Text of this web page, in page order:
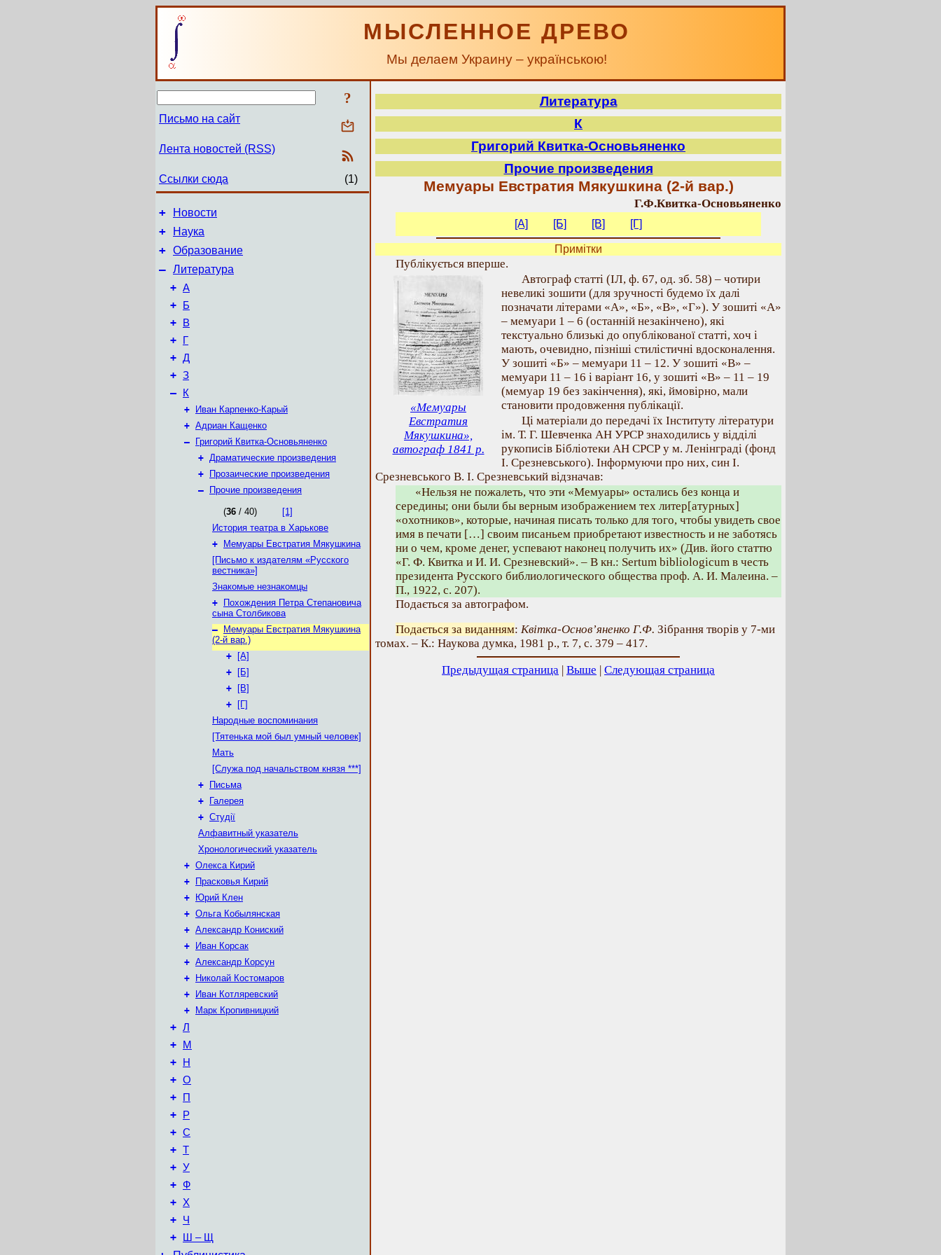
МЫСЛЕННОЕ ДРЕВО
Мы делаем Украину – українською!
?
Письмо на сайт
Лента новостей (RSS)
Ссылки сюда (1)
+ Новости
+ Наука
+ Образование
– Литература
+ А
+ Б
+ В
+ Г
+ Д
+ З
– К
+
Иван Карпенко-Карый
+ Адриан Кащенко
–
Григорий Квитка-Основьяненко
+ Драматические произведения
+
Прозаические произведения
–
Прочие произведения
(36 / 40)
[1]
История театра в Харькове
+
Мемуары Евстратия Мякушкина
[Письмо к издателям «Русского
вестника»]
Знакомые незнакомцы
+
Похождения Петра Степановича
сына Столбикова
–
Мемуары Евстратия Мякушкина
(2-й вар.)
+
[A]
+
[Б]
+
[В]
+
[Г]
Народные воспоминания
[Тятенька мой был умный человек]
Мать
[Служа под начальством князя ***]
+
Письма
+
Галерея
+ Студії
Алфавитный указатель
Хронологический указатель
+ Олекса Кирий
+
Прасковья Кирий
+
Юрий Клен
+ Ольга Кобылянская
+ Александр Кониский
+
Иван Корсак
+ Александр Корсун
+
Николай Костомаров
+
Иван Котляревский
+
Марк Кропивницкий
+ Л
+ М
+ Н
+ О
+ П
+ Р
+ С
+ Т
+ У
+ Ф
+ Х
+ Ч
+ Ш – Щ
Литература
К
Григорий Квитка-Основьяненко
Прочие произведения
Мемуары Евстратия Мякушкина (2-й вар.)
Г.Ф.Квитка-Основьяненко
[A] [Б] [В] [Г]
Примітки
Публікується вперше.
«Мемуары
Евстратия
Мякушкина»,
автограф 1841 р.
Автограф статті (ІЛ, ф. 67, од. зб. 58) – чотири
невеликі зошити (для зручності будемо їх далі
позначати літерами «А», «Б», «В», «Г»). У зошиті «А»
– мемуари 1 – 6 (останній незакінчено), які
текстуально близькі до опублікованої статті, хоч і
мають, очевидно, пізніші стилістичні вдосконалення.
У зошиті «Б» – мемуари 11 – 12. У зошиті «В» –
мемуари 11 – 16 і варіант 16, у зошиті «В» – 11 – 19
(мемуар 19 без закінчення), які, ймовірно, мали
становити продовження публікації.
Ці матеріали до передачі їх Інституту літератури
ім. Т. Г. Шевченка АН УРСР знаходились у відділі
рукописів Бібліотеки АН СРСР у м. Ленінграді (фонд
І. Срезневського). Інформуючи про них, син І.
Срезневського В. І. Срезневський відзначав:
«Нельзя не пожалеть, что эти «Мемуары» остались без конца и
середины; они были бы верным изображением тех литер[атурных]
«охотников», которые, начиная писать только для того, чтобы увидеть свое
имя в печати […] своим писаньем приобретают известность и не заботясь
ни о чем, кроме денег, успевают наконец получить их» (Див. його статтю
«Г. Ф. Квитка и И. И. Срезневский». – В кн.: Sertum bibliologicum в честь
президента Русского библиологического общества проф. А. И. Малеина. –
П., 1922, с. 207).
Подається за автографом.
Подається за виданням: Квітка-Основ’яненко Г.Ф. Зібрання творів у 7-ми
томах. – К.: Наукова думка, 1981 р., т. 7, с. 379 – 417.
Предыдущая страница | Выше | Следующая страница